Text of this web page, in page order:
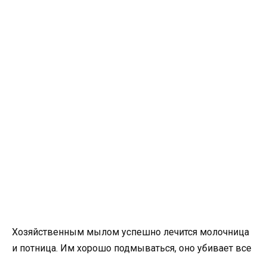
Хозяйственным мылом успешно лечится молочница
и потница. Им хорошо подмываться, оно убивает все